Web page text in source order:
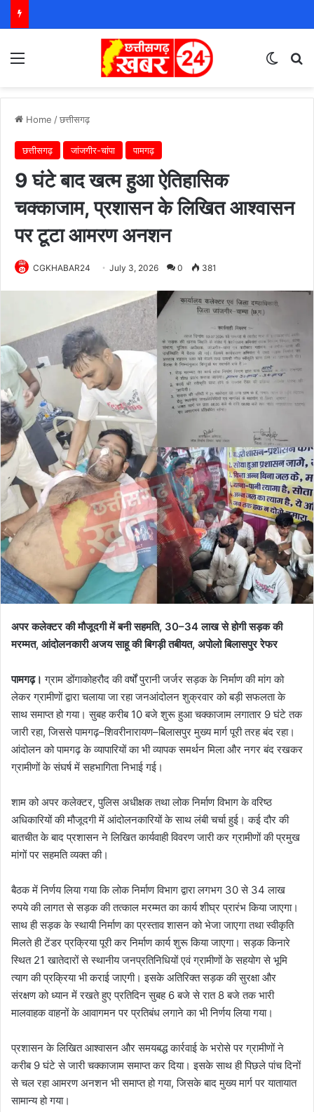
Home /छत्तीसगढ़
छत्तीसगढ़ जांजगीर-चांपा पामगढ़
9 घंटे बाद खत्म हुआ ऐतिहासिक
चक्काजाम, प्रशासन के लिखित आश्वासन
पर टूटा आमरण अनशन
CGKHABAR24 July 3, 2026 0 381
अपर कलेक्टर की मौजूदगी में बनी सहमति, 30–34 लाख से होगी सड़क की
मरम्मत, आंदोलनकारी अजय साहू की बिगड़ी तबीयत, अपोलो बिलासपुर रेफर
पामगढ़। ग्राम डोंगाकोहरौद की वर्षों पुरानी जर्जर सड़क के निर्माण की मांग को
लेकर ग्रामीणों द्वारा चलाया जा रहा जनआंदोलन शुक्रवार को बड़ी सफलता के
साथ समाप्त हो गया। सुबह करीब 10 बजे शुरू हुआ चक्काजाम लगातार 9 घंटे तक
जारी रहा, जिससे पामगढ़–शिवरीनारायण–बिलासपुर मुख्य मार्ग पूरी तरह बंद रहा।
आंदोलन को पामगढ़ के व्यापारियों का भी व्यापक समर्थन मिला और नगर बंद रखकर
ग्रामीणों के संघर्ष में सहभागिता निभाई गई।
शाम को अपर कलेक्टर, पुलिस अधीक्षक तथा लोक निर्माण विभाग के वरिष्ठ
अधिकारियों की मौजूदगी में आंदोलनकारियों के साथ लंबी चर्चा हुई। कई दौर की
बातचीत के बाद प्रशासन ने लिखित कार्यवाही विवरण जारी कर ग्रामीणों की प्रमुख
मांगों पर सहमति व्यक्त की।
बैठक में निर्णय लिया गया कि लोक निर्माण विभाग द्वारा लगभग 30 से 34 लाख
रुपये की लागत से सड़क की तत्काल मरम्मत का कार्य शीघ्र प्रारंभ किया जाएगा।
साथ ही सड़क के स्थायी निर्माण का प्रस्ताव शासन को भेजा जाएगा तथा स्वीकृति
मिलते ही टेंडर प्रक्रिया पूरी कर निर्माण कार्य शुरू किया जाएगा। सड़क किनारे
स्थित 21 खातेदारों से स्थानीय जनप्रतिनिधियों एवं ग्रामीणों के सहयोग से भूमि
त्याग की प्रक्रिया भी कराई जाएगी। इसके अतिरिक्त सड़क की सुरक्षा और
संरक्षण को ध्यान में रखते हुए प्रतिदिन सुबह 6 बजे से रात 8 बजे तक भारी
मालवाहक वाहनों के आवागमन पर प्रतिबंध लगाने का भी निर्णय लिया गया।
प्रशासन के लिखित आश्वासन और समयबद्ध कार्रवाई के भरोसे पर ग्रामीणों ने
करीब 9 घंटे से जारी चक्काजाम समाप्त कर दिया। इसके साथ ही पिछले पांच दिनों
से चल रहा आमरण अनशन भी समाप्त हो गया, जिसके बाद मुख्य मार्ग पर यातायात
सामान्य हो गया।